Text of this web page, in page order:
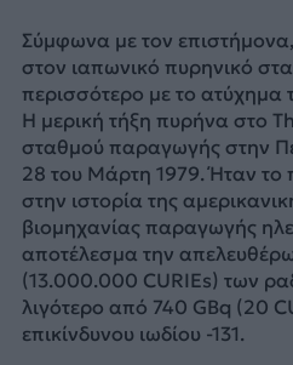
Σύμφωνα με τον
στον ιαπωνικό πυρηνικό
περισσότερο με το ατύχημα
Η μερική τήξη πυρήνα στο
σταθμού παραγωγής στην
28 του Μάρτη 1979. Ήταν το
στην ιστορία της
βιομηχανίας παραγωγής
αποτέλεσμα την
(13.000.000 CURIEs) των
λιγότερο από 740 GBq (20
επικίνδυνου ιωδίου -131.